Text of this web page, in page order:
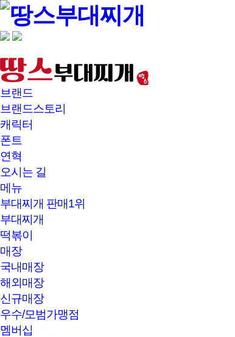
본문바로가기
브랜드
브랜드스토리
캐릭터
폰트
연혁
오시는 길
메뉴
부대찌개 판매1위
부대찌개
떡볶이
매장
국내매장
해외매장
신규매장
우수/모범가맹점
멤버십